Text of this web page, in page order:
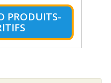
PRODUITS-